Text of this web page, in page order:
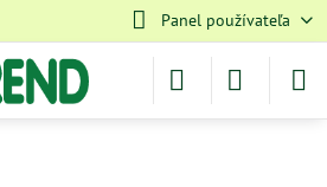
Panel používateľa